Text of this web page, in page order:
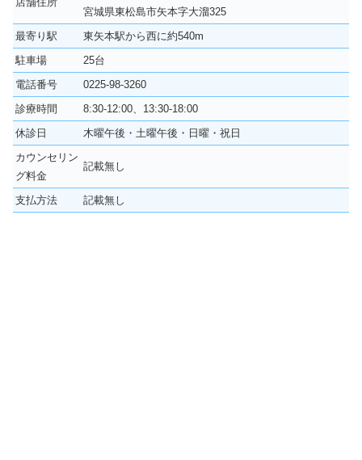
宮城県東松島市矢本字大溜325
最寄り駅
東矢本駅から西に約540m
駐車場
25台
電話番号
0225-98-3260
診療時間
8:30-12:00、13:30-18:00
休診日
木曜午後・土曜午後・日曜・祝日
カウンセリン
グ料金
記載無し
支払方法 記載無し